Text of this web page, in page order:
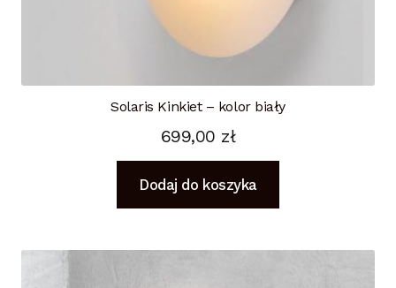
Solaris Kinkiet – kolor biały
699,00 zł
Dodaj do koszyka